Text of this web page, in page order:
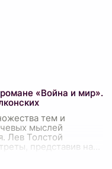
«Война и мир».
тем и
мыслей
Лев Толстой
представив на